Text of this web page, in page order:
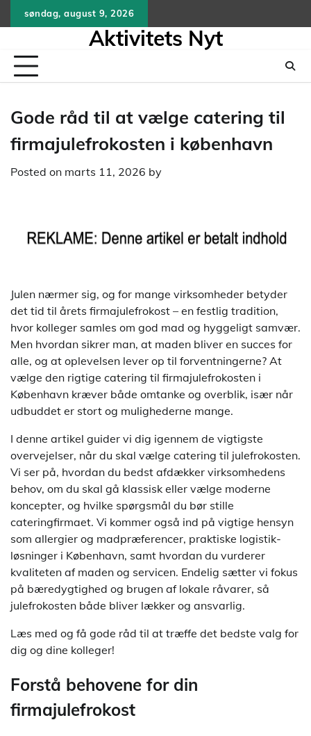
to
søndag, august 9, 2026
Aktivitets Nyt
Gode råd til at vælge catering til
firmajulefrokosten i københavn
Posted on marts 11, 2026 by
Julen nærmer sig, og for mange virksomheder betyder
det tid til årets firmajulefrokost – en festlig tradition,
hvor kolleger samles om god mad og hyggeligt samvær.
Men hvordan sikrer man, at maden bliver en succes for
alle, og at oplevelsen lever op til forventningerne? At
vælge den rigtige catering til firmajulefrokosten i
København kræver både omtanke og overblik, især når
udbuddet er stort og mulighederne mange.
I denne artikel guider vi dig igennem de vigtigste
overvejelser, når du skal vælge catering til julefrokosten.
Vi ser på, hvordan du bedst afdækker virksomhedens
behov, om du skal gå klassisk eller vælge moderne
koncepter, og hvilke spørgsmål du bør stille
cateringfirmaet. Vi kommer også ind på vigtige hensyn
som allergier og madpræferencer, praktiske logistik-
løsninger i København, samt hvordan du vurderer
kvaliteten af maden og servicen. Endelig sætter vi fokus
på bæredygtighed og brugen af lokale råvarer, så
julefrokosten både bliver lækker og ansvarlig.
Læs med og få gode råd til at træffe det bedste valg for
dig og dine kolleger!
Forstå behovene for din
firmajulefrokost